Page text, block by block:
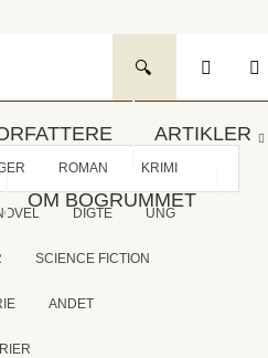
ARTIKLER
OM BOGRUMMET
ROMAN KRIMI
DIGTE UNG
SCIENCE FICTION
ANDET